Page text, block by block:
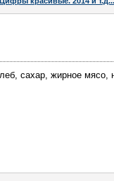
сахар, жирное